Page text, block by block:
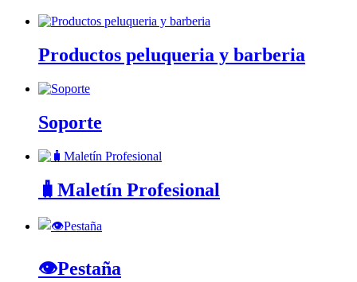
Productos peluqueria y barberia
Soporte
🧳Maletín Profesional
👁️Pestaña